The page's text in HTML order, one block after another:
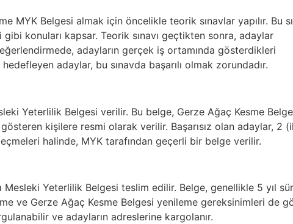
MYK Belgesi almak için öncelikle teorik sınavlar yapılır. Bu
konuları kapsar. Teorik sınavı geçtikten sonra, adaylar
adayların gerçek iş ortamında gösterdikleri
adaylar, bu sınavda başarılı olmak zorundadır.
Yeterlilik Belgesi verilir. Bu belge, Gerze Ağaç Kesme
kişilere resmi olarak verilir. Başarısız olan adaylar, 2
halinde, MYK tarafından geçerli bir belge verilir.
Mesleki Yeterlilik Belgesi teslim edilir. Belge, genellikle 5 yıl
ve Gerze Ağaç Kesme Belgesi yenileme gereksinimleri de
ve adayların adreslerine kargolanır.